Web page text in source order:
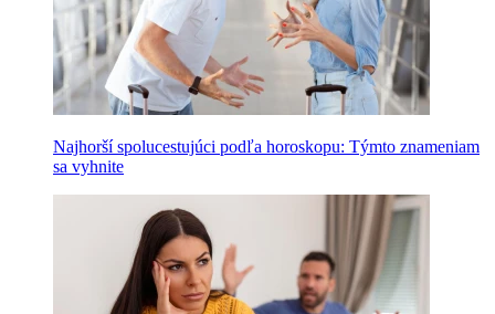
Najhorší spolucestujúci podľa horoskopu: Týmto znameniam
sa vyhnite